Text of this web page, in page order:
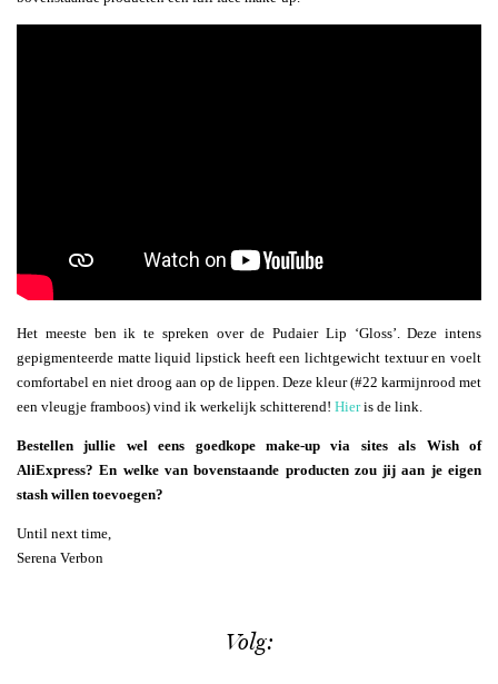
Het meeste ben ik te spreken over de Pudaier Lip ‘Gloss’. Deze intens
gepigmenteerde matte liquid lipstick heeft een lichtgewicht textuur en voelt
comfortabel en niet droog aan op de lippen. Deze kleur (#22 karmijnrood met
een vleugje framboos) vind ik werkelijk schitterend! Hieris de link.
Bestellen jullie wel eens goedkope make-up via sites als Wish of
AliExpress? En welke van bovenstaande producten zou jij aan je eigen
stash willen toevoegen?
Until next time,
Serena Verbon
Volg: